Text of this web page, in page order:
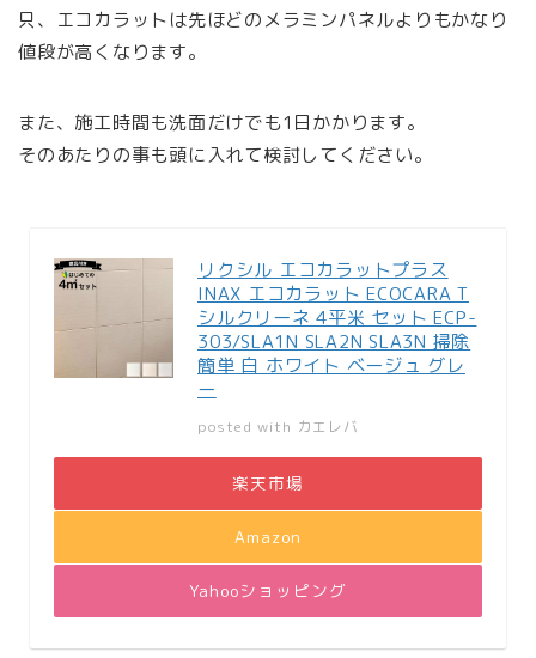
只、エコカラットは先ほどのメラミンパネルよりもかなり
値段が高くなります。
また、施工時間も洗面だけでも1日かかります。
そのあたりの事も頭に入れて検討してください。
リクシル エコカラットプラス
INAX エコカラット ECOCARA T
シルクリーネ 4平米 セット ECP-
303/SLA1N SLA2N SLA3N 掃除
簡単 白 ホワイト ベージュ グレ
ー
posted with カエレバ
楽天市場
Amazon
Yahooショッピング